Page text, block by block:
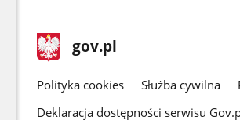
stopka
gov.pl Strona
gov.pl
gov.pl
Polityka cookies Służba cywilna
Deklaracja dostępności serwisu